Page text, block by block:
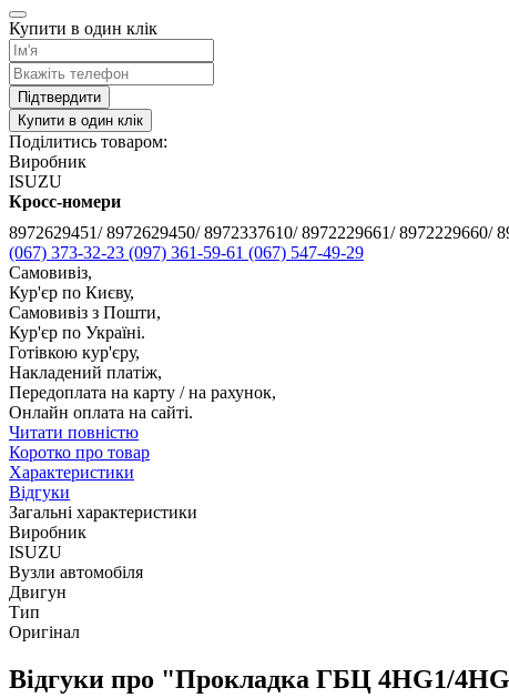
Купити в один клік
Підтвердити
Купити в один клік
Поділитись товаром:
Виробник
ISUZU
Кросс-номери
8972629451/ 8972629450/ 8972337610/ 8972229661/ 8972229660/
(067) 373-32-23 (097) 361-59-61 (067) 547-49-29
Самовивіз,
Кур'єр по Києву,
Самовивіз з Пошти,
Кур'єр по Україні.
Готівкою кур'єру,
Накладений платіж,
Передоплата на карту / на рахунок,
Онлайн оплата на сайті.
Читати повністю
Коротко про товар
Характеристики
Відгуки
Загальні характеристики
Виробник
ISUZU
Вузли автомобіля
Двигун
Тип
Оригінал
Відгуки про "Прокладка ГБЦ 4HG1/